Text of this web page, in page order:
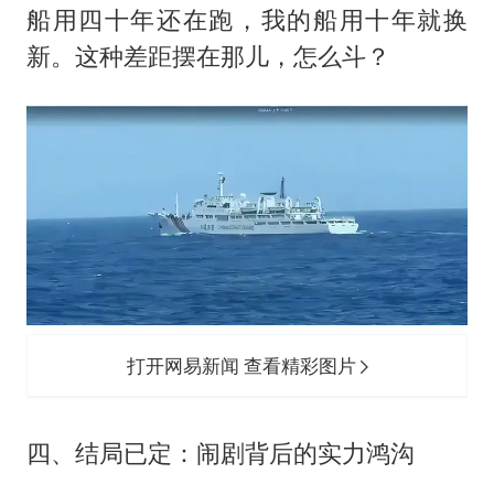
船用四十年还在跑，我的船用十年就换
新。这种差距摆在那儿，怎么斗？
打开网易新闻 查看精彩图片
四、结局已定：闹剧背后的实力鸿沟